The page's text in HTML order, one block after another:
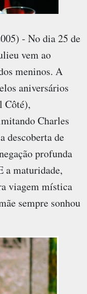
- No dia 25 de
vem ao
meninos. A
aniversários
Côté),
Charles
descoberta de
profunda
a maturidade,
viagem mística
sempre sonhou